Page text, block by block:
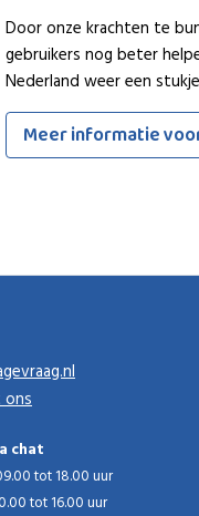
Door onze krachten te
gebruikers nog beter
Nederland weer een
Meer informatie
ons
chat
tot 18.00 uur
tot 16.00 uur